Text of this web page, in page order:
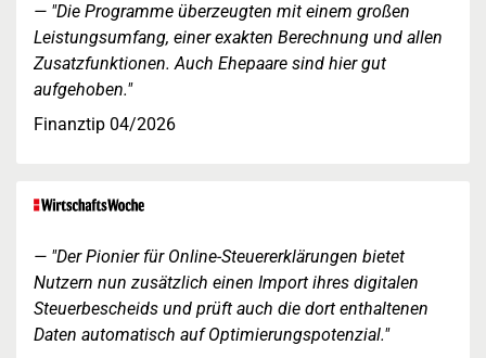
"Die Programme überzeugten mit einem großen
Leistungsumfang, einer exakten Berechnung und allen
Zusatzfunktionen. Auch Ehepaare sind hier gut
aufgehoben."
Finanztip 04/2026
"Der Pionier für Online-Steuererklärungen bietet
Nutzern nun zusätzlich einen Import ihres digitalen
Steuerbescheids und prüft auch die dort enthaltenen
Daten automatisch auf Optimierungspotenzial."